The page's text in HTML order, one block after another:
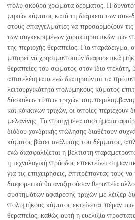
πολύ σκούρα χρώματα δέρματος. Η
μηκών κύματος κατά τη διάρκεια των
στους επαγγελματίες να προσαρμόζουν
των συγκεκριμένων χαρακτηριστικών των
της περιοχής θεραπείας. Για
μπορεί να χρησιμοποιούν διαφορετικά
θεραπείες του σώματος στον ίδιο πελάτη,
αποτελέσματα ενώ διατηρούνται τα
λειτουργικότητα πολυμήκους κύματος
δύσκολων τύπων τριχών,
και κόκκινων τριχών, οι οποίες περιέχουν
μελανίνης. Τα προηγμένα συστήματα
διόδου χονδρικής πώλησης διαθέτουν
κύματος βάσει ανάλυσης του δέρματος,
ενώ διασφαλίζεται η βέλτιστη
η τεχνολογική πρόοδος επεκτείνει
για τις επιχειρήσεις, επιτρέποντάς τους
διαφορετικά θα αναζητούσαν θεραπεία
συστημάτων αφαίρεσης τριχών με λέιζερ
πολυμήκους κύματος εκτείνεται πέραν
θεραπείας, καθώς αυτή η ευελιξία